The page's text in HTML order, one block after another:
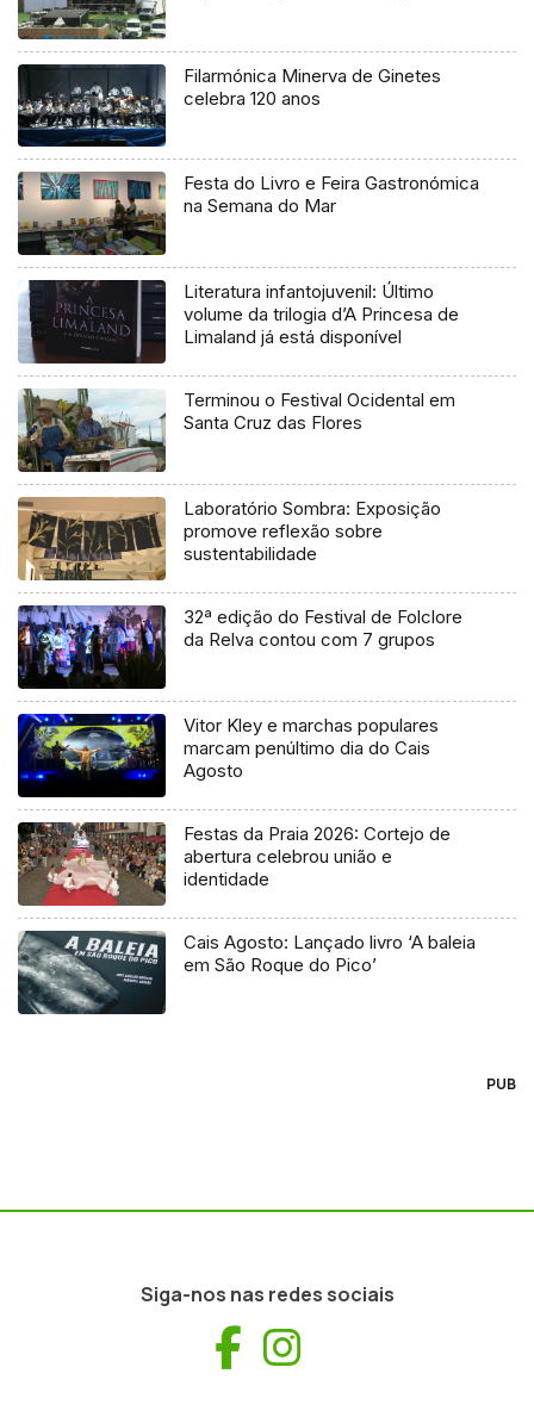
Filarmónica Minerva de Ginetes
celebra 120 anos
Festa do Livro e Feira Gastronómica
na Semana do Mar
Literatura infantojuvenil: Último
volume da trilogia d’A Princesa de
Limaland já está disponível
Terminou o Festival Ocidental em
Santa Cruz das Flores
Laboratório Sombra: Exposição
promove reflexão sobre
sustentabilidade
32ª edição do Festival de Folclore
da Relva contou com 7 grupos
Vitor Kley e marchas populares
marcam penúltimo dia do Cais
Agosto
Festas da Praia 2026: Cortejo de
abertura celebrou união e
identidade
Cais Agosto: Lançado livro ‘A baleia
em São Roque do Pico’
PUB
Siga-nos nas redes sociais
Facebook